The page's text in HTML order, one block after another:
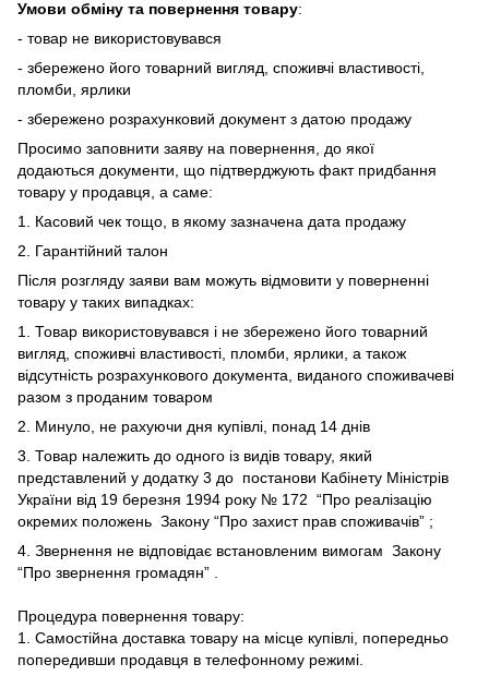
Умови обміну та повернення товару:
- товар не використовувався
- збережено його товарний вигляд, споживчі властивості,
пломби, ярлики
- збережено розрахунковий документ з датою продажу
Просимо заповнити заяву на повернення, до якої
додаються документи, що підтверджують факт придбання
товару у продавця, а саме:
1. Касовий чек тощо, в якому зазначена дата продажу
2. Гарантійний талон
Після розгляду заяви вам можуть відмовити у поверненні
товару у таких випадках:
1. Товар використовувався і не збережено його товарний
вигляд, споживчі властивості, пломби, ярлики, а також
відсутність розрахункового документа, виданого споживачеві
разом з проданим товаром
2. Минуло, не рахуючи дня купівлі, понад 14 днів
3. Товар належить до одного із видів товару, який
представлений у додатку 3 до постанови Кабінету Міністрів
України від 19 березня 1994 року № 172 “Про реалізацію
окремих положень Закону “Про захист прав споживачів” ;
4. Звернення не відповідає встановленим вимогам Закону
“Про звернення громадян”
Процедура повернення товару:
1. Самостійна доставка товару на місце купівлі, попередньо
попередивши продавця в телефонному режимі.